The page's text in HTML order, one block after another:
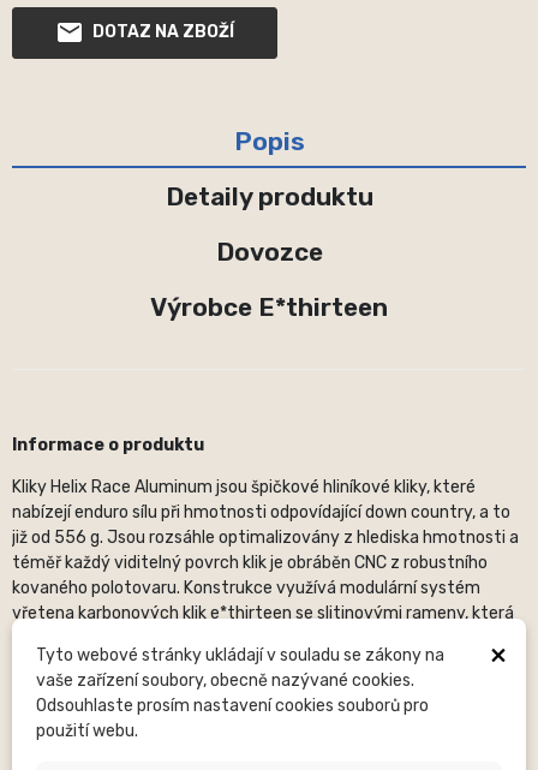
DOTAZ NA ZBOŽÍ
Popis
Detaily produktu
Dovozce
Výrobce E*thirteen
Informace o produktu
Kliky Helix Race Aluminum jsou špičkové hliníkové kliky, které
nabízejí enduro sílu při hmotnosti odpovídající down country, a to
již od 556 g. Jsou rozsáhle optimalizovány z hlediska hmotnosti a
téměř každý viditelný povrch klik je obráběn CNC z robustního
kovaného polotovaru. Konstrukce využívá modulární systém
vřetena karbonových klik e*thirteen se slitinovými rameny, která
lisovanými manžetami klik pro větší odolnost proti nárazu,
systémem slitinových vytahovacích šroubů a nastavovačem
APS. Jsou kompatibilní s převodníky Helix flip-flop a lze je
přizpůsobit jak převodníkům Boost, tak i Super Boost.
×
Tyto webové stránky ukládají v souladu se zákony na
vaše zařízení soubory, obecně nazývané cookies.
Odsouhlaste prosím nastavení cookies souborů pro
použití webu.